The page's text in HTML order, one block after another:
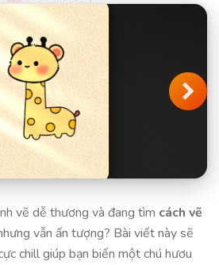
vẽ dễ thương và đang tìm cách vẽ
vẫn ấn tượng? Bài viết này sẽ
chill giúp bạn biến một chú hươu